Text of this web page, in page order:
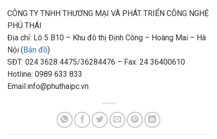
CÔNG TY TNHH THƯƠNG MẠI VÀ PHÁT TRIỂN CÔNG NGHỆ
PHÚ THÁI
Địa chỉ: Lô 5 B10 – Khu đô thị Định Công – Hoàng Mai – Hà
Nội (Bản đồ)
SĐT: 024 3628 4475/36284476 – Fax: 24 36400610
Hotline: 0989 633 833
Email:info@phuthaipc.vn